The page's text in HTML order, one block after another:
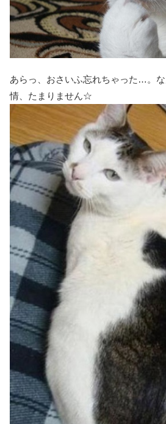
あらっ、おさいふ忘れちゃった…。
情、たまりません☆